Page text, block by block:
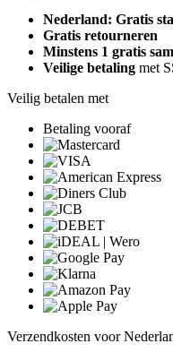
Nederland: Gratis
Gratis retourneren
Minstens 1 gratis
Veilige betaling met
Veilig betalen met
Betaling vooraf
Verzendkosten voor